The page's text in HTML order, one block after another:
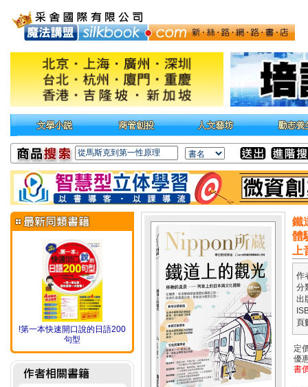
!第一本快速開口說的日語200
句型
鐵
體
作
分
出
頁
定
優
書